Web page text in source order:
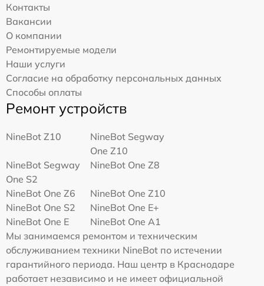
Контакты
Вакансии
О компании
Ремонтируемые модели
Наши услуги
Согласие на обработку персональных данных
Способы оплаты
Ремонт устройств
NineBot Z10
NineBot Segway
One Z10
NineBot Segway
One S2
NineBot One Z8
NineBot One Z6
NineBot One Z10
NineBot One S2
NineBot One E+
NineBot One E
NineBot One A1
Мы занимаемся ремонтом и техническим
обслуживанием техники NineBot по истечении
гарантийного периода. Наш центр в Краснодаре
работает независимо и не имеет официальной